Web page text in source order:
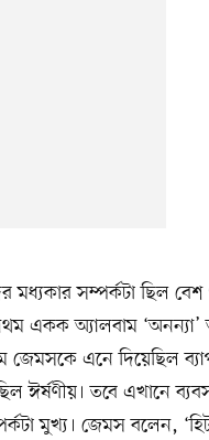
সম্পর্কটা ছিল
একক অ্যালবাম
জেমসকে এনে দিয়েছিল
ঈর্ষণীয়। তবে এখানে
মুখ্য। জেমস বলেন,